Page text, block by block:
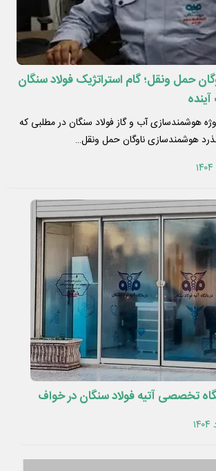
حمل ونقل؛ گام استراتژیک فولاد سنگان
هوشمندسازی آب و گاز فولاد سنگان در مطلبی که
هوشمندسازی ناوگان حمل ونقل…
تخصصی آتیه فولاد سنگان در خواف